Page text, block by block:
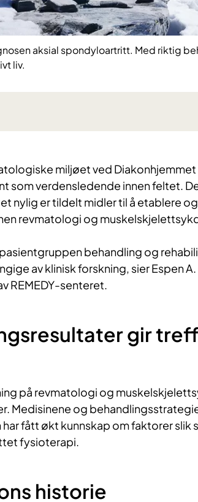
aksial spondyloartritt. Med riktig
liv.
miljøet ved Diakonhjemmet
som verdensledende innen feltet.
nylig er tildelt midler til å etablere
revmatologi og
pasientgruppen behandling og
av klinisk forskning, sier Espen A.
REMEDY-senteret.
gir
på revmatologi og
Medisinene og
fått økt kunnskap om faktorer slik
fysioterapi.
​historie